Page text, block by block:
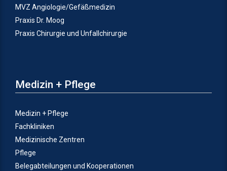
MVZ Angiologie/Gefäßmedizin
Praxis Dr. Moog
Praxis Chirurgie und Unfallchirurgie
Medizin + Pflege
Medizin + Pflege
Fachkliniken
Medizinische Zentren
Pflege
Belegabteilungen und Kooperationen